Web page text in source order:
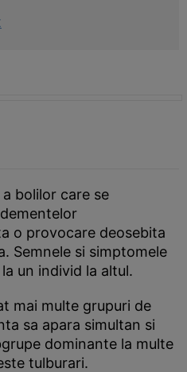
bolilor care se
o provocare deosebita
Semnele si simptomele
un individ la altul.
mai multe grupuri de
sa apara simultan si
dominante la multe
tulburari.